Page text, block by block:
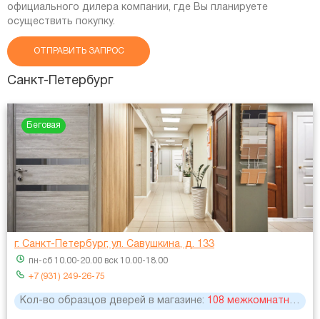
официального дилера компании, где Вы планируете
осуществить покупку.
ОТПРАВИТЬ ЗАПРОС
Санкт-Петербург
Беговая
г. Санкт-Петербург, ул. Савушкина, д. 133
пн-сб 10.00-20.00 вск 10.00-18.00
+7 (931) 249-26-75
Кол-во образцов дверей в магазине: 108 межкомнатных, 28 металлических